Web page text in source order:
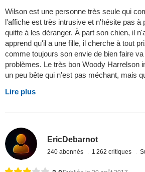
Wilson est une personne très seule qui
l'affiche est très intrusive et n'hésite pas à
quitte à les déranger. À part son chien, il
apprend qu'il a une fille, il cherche à tout
comme toujours son envie de bien faire
problèmes. Le très bon Woody Harrelson
un peu bête qui n'est pas méchant, mais
Lire plus
EricDebarnot
240 abonnés 1 262 critiques